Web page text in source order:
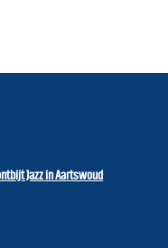
Jazz in Aartswoud